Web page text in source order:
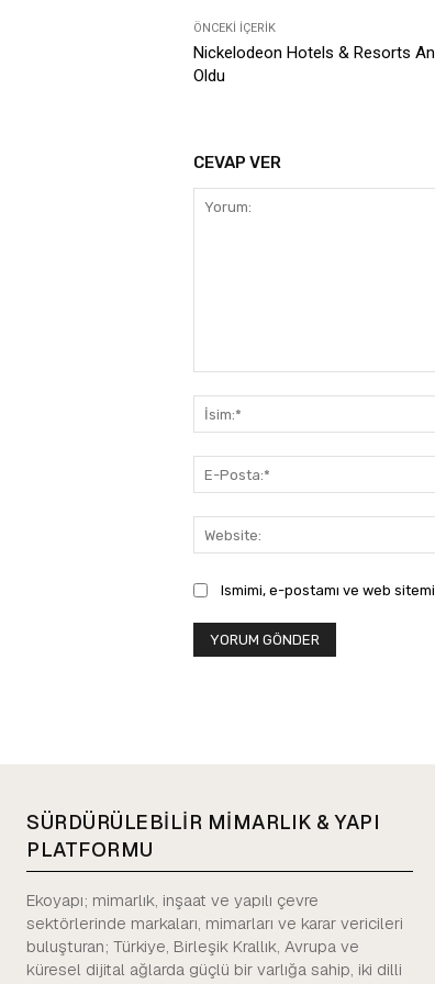
ÖNCEKI İÇERIK
Nickelodeon Hotels & Resorts
Oldu
CEVAP VER
Ismimi, e-postamı ve web
SÜRDÜRÜLEBİLİR MİMARLIK & YAPI
PLATFORMU
Ekoyapı; mimarlık, inşaat ve yapılı çevre
sektörlerinde markaları, mimarları ve karar vericileri
buluşturan; Türkiye, Birleşik Krallık, Avrupa ve
küresel dijital ağlarda güçlü bir varlığa sahip, iki dilli